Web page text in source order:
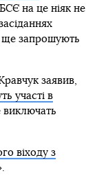
на це ніяк не
ще запрошують
заявив,
участі в
виключать
віходу з